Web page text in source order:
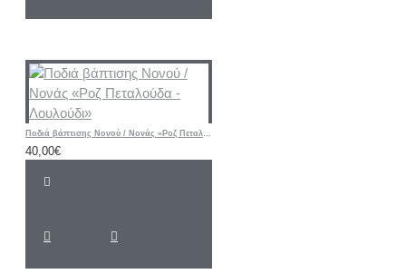
Ποδιά βάπτισης Νονού / Νονάς «Ροζ Πεταλούδα - Λουλούδι»
40,00€